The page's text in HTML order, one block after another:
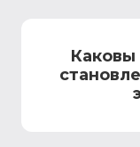
Каковы